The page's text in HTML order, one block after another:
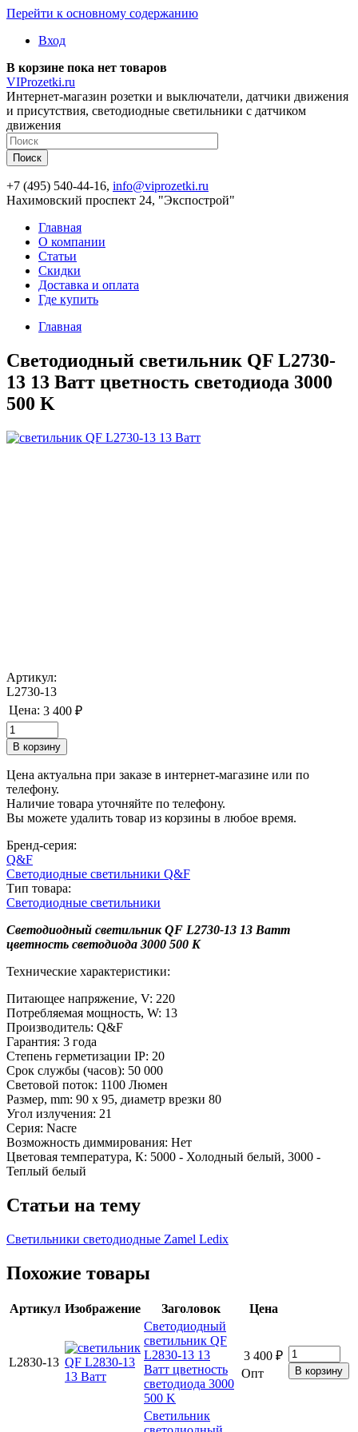
Перейти к основному содержанию
Вход
В корзине пока нет товаров
VIProzetki.ru
Интернет-магазин розетки и выключатели, датчики движения
и присутствия, светодиодные светильники с датчиком
движения
+7 (495) 540-44-16, info@viprozetki.ru
Нахимовский проспект 24, "Экспострой"
Главная
О компании
Статьи
Скидки
Доставка и оплата
Где купить
Главная
Светодиодный светильник QF L2730-
13 13 Ватт цветность светодиода 3000
500 K
Артикул:
L2730-13
Цена: 3 400 ₽
Цена актуальна при заказе в интернет-магазине или по
телефону.
Наличие товара уточняйте по телефону.
Вы можете удалить товар из корзины в любое время.
Бренд-серия:
Q&F
Светодиодные светильники Q&F
Тип товара:
Светодиодные светильники
Светодиодный светильник QF L2730-13 13 Ватт
цветность светодиода 3000 500 K
Технические характеристики:
Питающее напряжение, V: 220
Потребляемая мощность, W: 13
Производитель: Q&F
Гарантия: 3 года
Степень герметизации IP: 20
Срок службы (часов): 50 000
Световой поток: 1100 Люмен
Размер, mm: 90 х 95, диаметр врезки 80
Угол излучения: 21
Серия: Nacre
Возможность диммирования: Нет
Цветовая температура, К: 5000 - Холодный белый, 3000 -
Теплый белый
Статьи на тему
Светильники светодиодные Zamel Ledix
Похожие товары
Артикул Изображение Заголовок Цена
L2830-13
Светодиодный
светильник QF
L2830-13 13
Ватт цветность
светодиода 3000
500 K
3 400 ₽
Опт
Светильник